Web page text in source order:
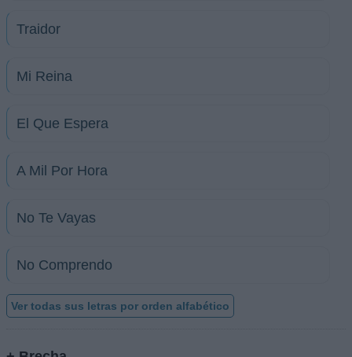
Traidor
Mi Reina
El Que Espera
A Mil Por Hora
No Te Vayas
No Comprendo
Ver todas sus letras por orden alfabético